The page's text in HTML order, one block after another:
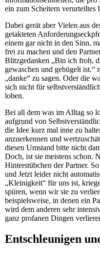
ein zum Scheitern verurteiltes
Dabei gerät aber Vielen aus
getakteten
einem gar nicht in den Sinn,
frei zu machen und den
Blitzgedanken „Bin ich froh,
gewaschen und gebügelt ist.“
„danke“ zu sagen. Oder die
sich nicht für
loben.
Bei all dem was im Alltag so
aufgrund von
die Idee kurz mal inne zu
anzuerkennen und
diesen Umstand bitte nicht
Doch, ist sie meistens schon.
Hinterstübchen der Partner.
und Jetzt leider nicht
„Kleinigkeit“ für uns ist,
spüren, wenn wir sie zu
beispielsweise, in denen ein
wird dem anderen sehr
ganz profanen Dingen
Entschleunigen